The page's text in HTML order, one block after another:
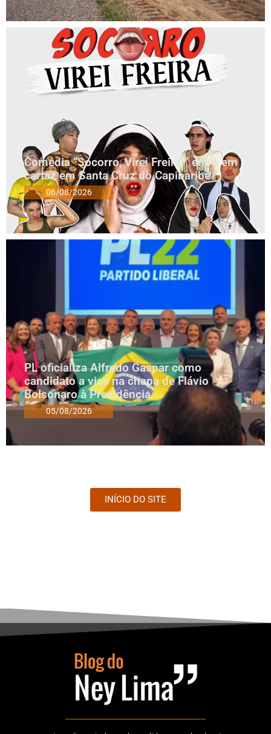
Comédia “Socorro, Virei Freira!” entra em
cartaz em Santa Cruz do Capibaribe
06/08/2026
PL oficializa Alfredo Gaspar como
candidato a vice na chapa de Flávio
Bolsonaro à Presidência
05/08/2026
INÍCIO DO SITE